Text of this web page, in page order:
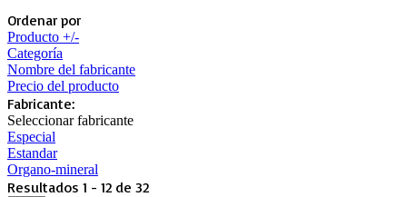
Ordenar por
Producto +/-
Categoría
Nombre del fabricante
Precio del producto
Fabricante:
Seleccionar fabricante
Especial
Estandar
Organo-mineral
Resultados 1 - 12 de 32